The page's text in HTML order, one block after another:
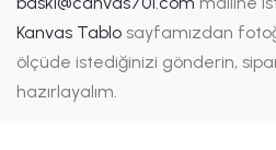
Kanvas Tablo sayfamızdan
ölçüde istediğinizi gönderin,
hazırlayalım.